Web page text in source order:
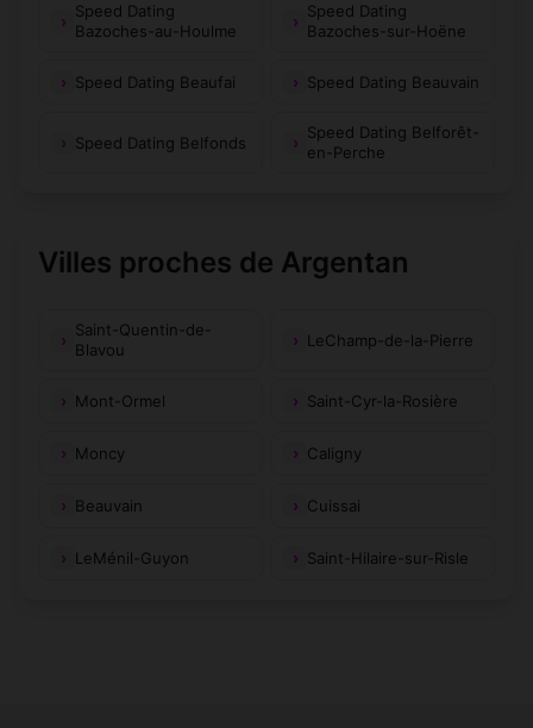
Speed Dating
Bazoches-au-Houlme
Speed Dating
Bazoches-sur-Hoëne
Speed Dating Beaufai Speed Dating Beauvain
Speed Dating Belfonds
Speed Dating Belforêt-
en-Perche
Villes proches de Argentan
Saint-Quentin-de-
Blavou
LeChamp-de-la-Pierre
Mont-Ormel Saint-Cyr-la-Rosière
Moncy Caligny
Beauvain Cuissai
LeMénil-Guyon Saint-Hilaire-sur-Risle